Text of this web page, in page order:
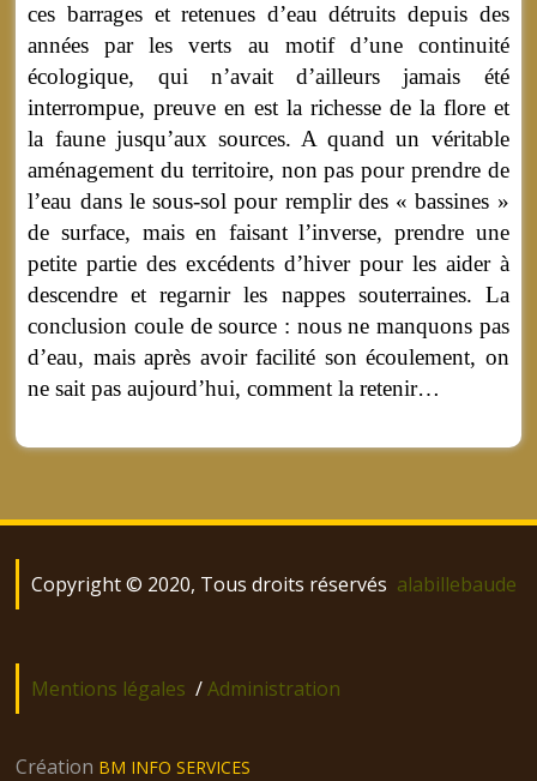
ces barrages et retenues d’eau détruits depuis des
années par les verts au motif d’une continuité
écologique, qui n’avait d’ailleurs jamais été
interrompue, preuve en est la richesse de la flore et
la faune jusqu’aux sources. A quand un véritable
aménagement du territoire, non pas pour prendre de
l’eau dans le sous-sol pour remplir des « bassines »
de surface, mais en faisant l’inverse, prendre une
petite partie des excédents d’hiver pour les aider à
descendre et regarnir les nappes souterraines. La
conclusion coule de source : nous ne manquons pas
d’eau, mais après avoir facilité son écoulement, on
ne sait pas aujourd’hui, comment la retenir…
Copyright © 2020, Tous droits réservés alabillebaude
Mentions légales /Administration
Création BM INFO SERVICES